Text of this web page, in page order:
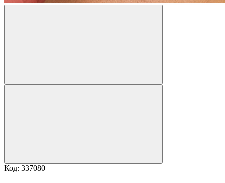
Код: 337080